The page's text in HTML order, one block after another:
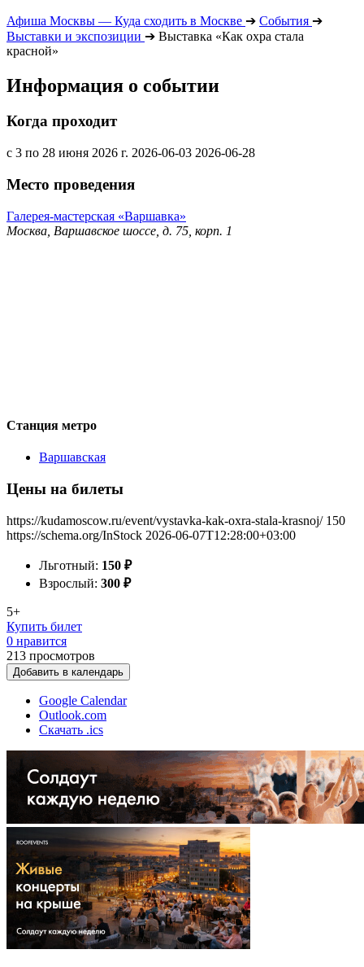
Афиша Москвы — Куда сходить в Москве ➔ События ➔
Выставки и экспозиции ➔ Выставка «Как охра стала
красной»
Информация о событии
Когда проходит
с 3 по 28 июня 2026 г. 2026-06-03 2026-06-28
Место проведения
Галерея-мастерская «Варшавка»
Москва, Варшавское шоссе, д. 75, корп. 1
Станция метро
Варшавская
Цены на билеты
https://kudamoscow.ru/event/vystavka-kak-oxra-stala-krasnoj/ 150
https://schema.org/InStock 2026-06-07T12:28:00+03:00
Льготный: 150 ₽
Взрослый: 300 ₽
5+
Купить билет
0 нравится
213 просмотров
Добавить в календарь
Google Calendar
Outlook.com
Скачать .ics